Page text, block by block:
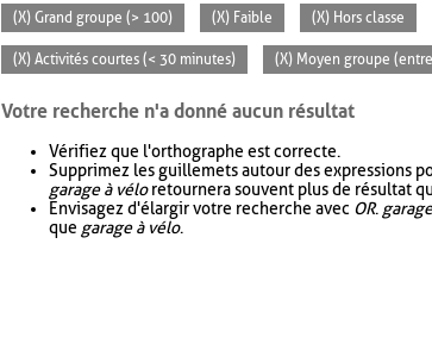
(X) Grand groupe (> 100) (X) Faible (X) Hors classe
(X) Activités courtes (< 30 minutes) (X) Moyen groupe
Votre recherche n'a donné aucun résultat
Vérifiez que l'orthographe est correcte.
Supprimez les guillemets autour des expressions
garage à véloretournera souvent plus de résultat
Envisagez d'élargir votre recherche avec OR.
que garage à vélo.